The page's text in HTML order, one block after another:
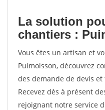
La solution
chantiers :
Vous êtes un artisan et
Puimoisson, découvrez
des demande de devis
Recevez dès à présent
rejoignant notre service